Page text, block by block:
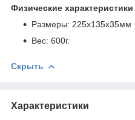
Физические характеристики
Размеры: 225х135х35мм
Вес: 600г.
Скрыть
Характеристики